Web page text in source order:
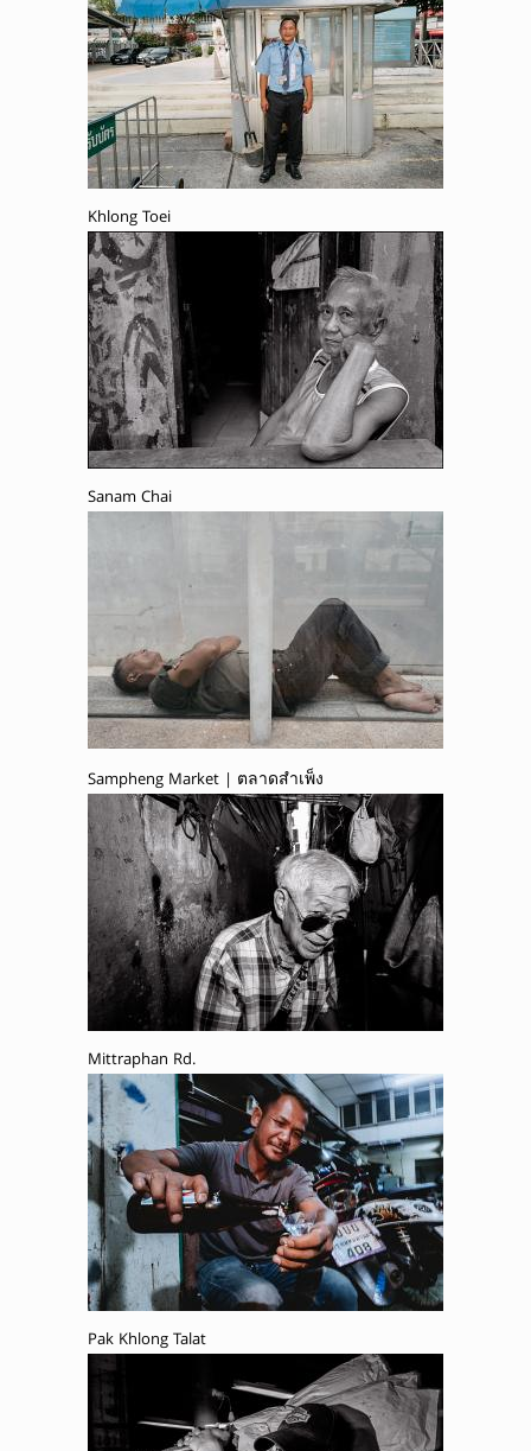
Khlong Toei
Sanam Chai
Sampheng Market | ตลาดสำเพ็ง
Mittraphan Rd.
Pak Khlong Talat